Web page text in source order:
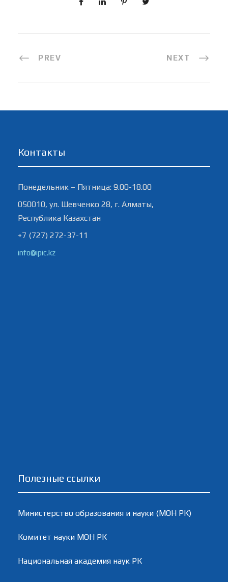
PREV NEXT
Контакты
Понедельник – Пятница: 9.00-18.00
050010, ул. Шевченко 28, г. Алматы,
Республика Казахстан
+7 (727) 272-37-11
info@ipic.kz
Полезные ссылки
Министерство образования и науки (МОН РК)
Комитет науки МОН РК
Национальная академия наук РК